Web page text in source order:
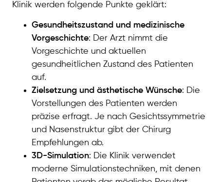
Klinik werden folgende Punkte geklärt:
Gesundheitszustand und medizinische
Vorgeschichte: Der Arzt nimmt die
Vorgeschichte und aktuellen
gesundheitlichen Zustand des Patienten
auf.
Zielsetzung und ästhetische Wünsche: Die
Vorstellungen des Patienten werden
präzise erfragt. Je nach Gesichtssymmetrie
und Nasenstruktur gibt der Chirurg
Empfehlungen ab.
3D-Simulation: Die Klinik verwendet
moderne Simulationstechniken, mit denen